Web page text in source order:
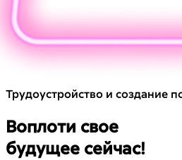
Трудоустройство и создание
Воплоти свое
будущее сейчас!